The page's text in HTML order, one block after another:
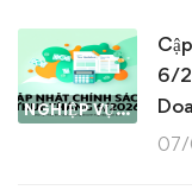
NGHIỆP VỤ KẾ TOÁN & THUẾ
6/